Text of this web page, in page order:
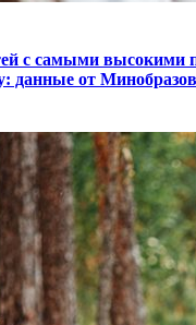
с самыми высокими
данные от